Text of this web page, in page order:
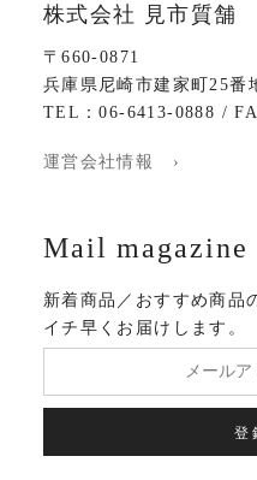
株式会社 見市質舗
〒660-0871
兵庫県尼崎市建家町25
TEL：06-6413-0888 /
運営会社情報 ›
Mail magazine
新着商品／おすすめ商品
イチ早くお届けします。
登